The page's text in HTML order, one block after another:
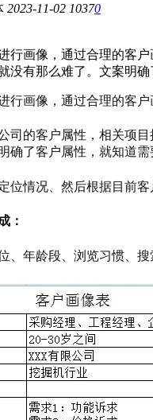
2023-11-02 10370
行画像，通过合理的客
没有那么难了。文案明
行画像，通过合理的客
司的客户属性，相关项
确了客户属性，就知道
位情况、然后根据目前
：
、年龄段、浏览习惯、